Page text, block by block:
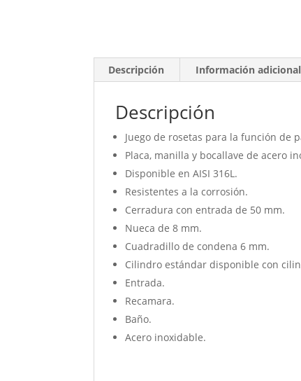
Descripción Información adicional
Descripción
Juego de rosetas para la función de
Placa, manilla y bocallave de acero
Disponible en AISI 316L.
Resistentes a la corrosión.
Cerradura con entrada de 50 mm.
Nueca de 8 mm.
Cuadradillo de condena 6 mm.
Cilindro estándar disponible con
Entrada.
Recamara.
Baño.
Acero inoxidable.